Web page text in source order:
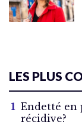
LES PLUS
Endetté en
récidive?